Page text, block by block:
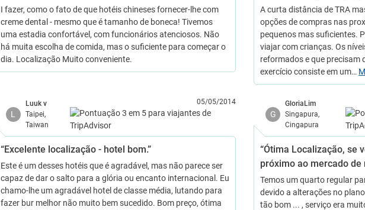
I fazer, como o fato de que hotéis chineses fornecer-lhe com
creme dental - mesmo que é tamanho de boneca! Tivemos
uma estadia confortável, com funcionários atenciosos. Não
há muita escolha de comida, mas o suficiente para começar o
dia. Localização Muito conveniente.
A curta distância de TRA
opções de compras nas
pequenos mas suficientes.
viajar com crianças. Os
reformados e que precisam
exercício consiste em um…
L
Luuk v
Taipei,
Taiwan
05/05/2014
“Excelente localização - hotel bom.”
Este é um desses hotéis que é agradável, mas não parece ser
capaz de dar o salto para a glória ou encanto internacional. Eu
chamo-lhe um agradável hotel de classe média, lutando para
fazer bur melhor não muito bem sucedido. Bom preço, ótima
G
GloriaLim
Singapura,
Cingapura
“Ótima Localização, se
próximo ao mercado de
Temos um quarto regular
devido a alterações no
tão bom ... , serviço era